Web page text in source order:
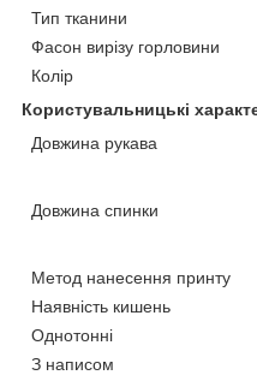
Тип тканини
Фасон вирізу горловини
Колір
Користувальницькі
Довжина рукава
Довжина спинки
Метод нанесення принту
Наявність кишень
Однотонні
З написом